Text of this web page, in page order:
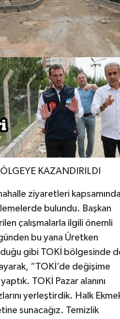
KAZANDIRILDI
ziyaretleri kapsamında
bulundu. Başkan
çalışmalarla ilgili önemli
bu yana Üretken
gibi TOKİ bölgesinde
“TOKİ’de değişime
TOKİ Pazar alanını
yerleştirdik. Halk
sunacağız. Temizlik